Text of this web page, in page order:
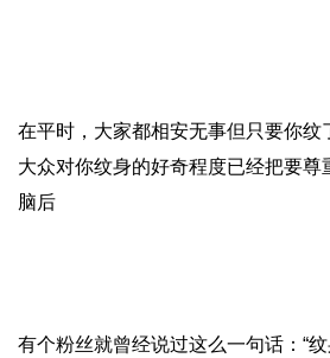
在平时，大家都相安无事但只要你纹
大众对你纹身的好奇程度已经把要尊
脑后
有个粉丝就曾经说过这么一句话： “